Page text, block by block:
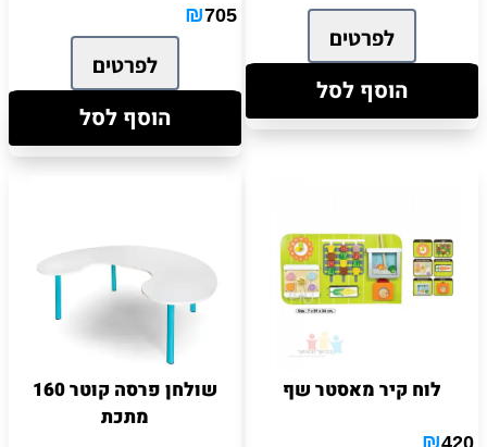
לפרטים
הוסף לסל
₪705
לפרטים
הוסף לסל
לוח קיר מאסטר שף
₪420
שולחן פרסה קוטר 160
מתכת